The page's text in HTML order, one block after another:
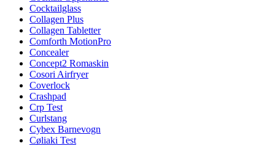
Cocktailglass
Collagen Plus
Collagen Tabletter
Comforth MotionPro
Concealer
Concept2 Romaskin
Cosori Airfryer
Coverlock
Crashpad
Crp Test
Curlstang
Cybex Barnevogn
Cøliaki Test